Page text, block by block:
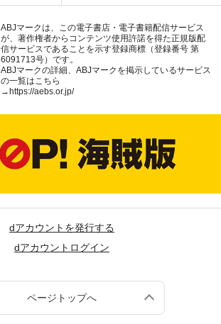
ABJマークは、この電子書店・電子書籍配信サービス
が、著作権者からコンテンツ使用許諾を得た正規版配
信サービスであることを示す登録商標（登録番号 第
6091713号）です。
ABJマークの詳細、ABJマークを掲示しているサービス
の一覧はこちら
→https://aebs.or.jp/
dアカウントを発行する
dアカウントログイン
ページトップへ